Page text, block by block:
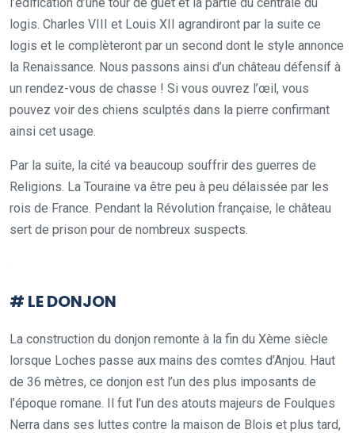
logis. Charles VIII et Louis XII agrandiront par la suite ce
logis et le complèteront par un second dont le style annonce
la Renaissance. Nous passons ainsi d’un château défensif à
un rendez-vous de chasse ! Si vous ouvrez l’œil, vous
pouvez voir des chiens sculptés dans la pierre confirmant
ainsi cet usage.
Par la suite, la cité va beaucoup souffrir des guerres de
Religions. La Touraine va être peu à peu délaissée par les
rois de France. Pendant la Révolution française, le château
sert de prison pour de nombreux suspects.
# LE DONJON
La construction du donjon remonte à la fin du Xème siècle
lorsque Loches passe aux mains des comtes d’Anjou. Haut
de 36 mètres, ce donjon est l’un des plus imposants de
l’époque romane. Il fut l’un des atouts majeurs de Foulques
Nerra dans ses luttes contre la maison de Blois et plus tard,